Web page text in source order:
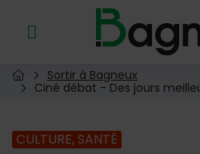
Menu de raccourcis
Page d'accueil du site
Sortir à Bagneux
Ciné débat - Des jours
CULTURE, SANTÉ